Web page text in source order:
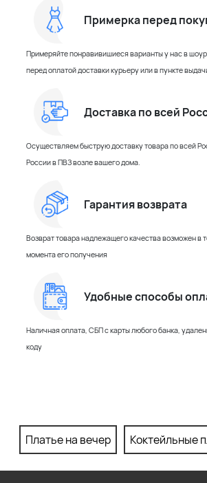
Примерка перед
Примеряйте понравивишиеся варианты у нас в
перед оплатой доставки курьеру или в пункте
Доставка по всей
Осуществляем быструю доставку товара по всей
России в ПВЗ возле вашего дома.
Гарантия возврата
Возврат товара надлежащего качества возможен в
момента его получения
Удобные способы
Наличная оплата, СБП с карты любого банка,
коду
Платье на вечер Коктейльные